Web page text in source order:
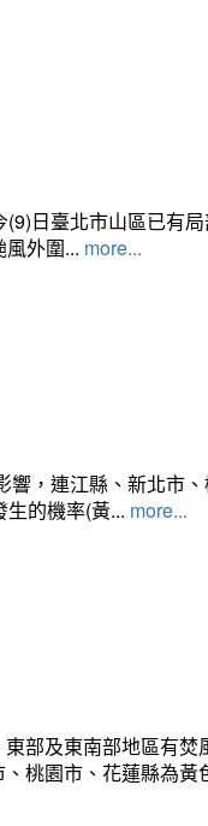
日臺北市山區已有
外圍... more...
響，連江縣、新北市
的機率(黃... more...
部及東南部地區有
桃園市、花蓮縣為